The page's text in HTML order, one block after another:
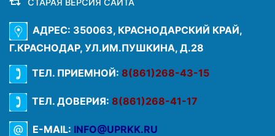
АДРЕС: 350063, КРАСНОДАРСКИЙ КРАЙ,
Г.КРАСНОДАР, УЛ.ИМ.ПУШКИНА, Д.28
ТЕЛ. ПРИЕМНОЙ: 8(861)268-43-15
ТЕЛ. ДОВЕРИЯ: 8(861)268-41-17
E-MAIL: INFO@UPRKK.RU